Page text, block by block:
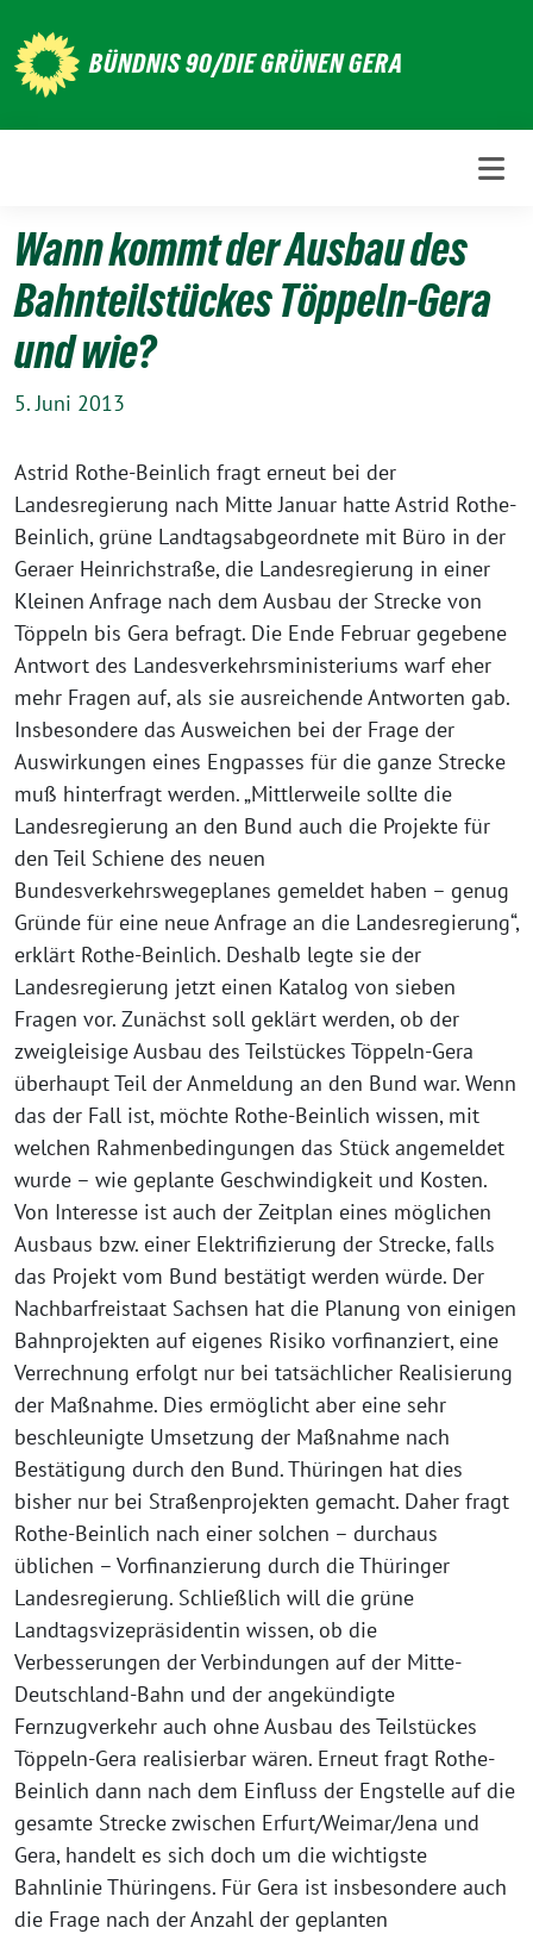
zum
Inhalt
BÜNDNIS 90/DIE GRÜNEN GERA
Wann kommt der Ausbau des
Bahnteilstückes Töppeln-Gera
und wie?
5. Juni 2013
Astrid Rothe-Beinlich fragt erneut bei der
Landesregierung nach Mitte Januar hatte Astrid Rothe-
Beinlich, grüne Landtagsabgeordnete mit Büro in der
Geraer Heinrichstraße, die Landesregierung in einer
Kleinen Anfrage nach dem Ausbau der Strecke von
Töppeln bis Gera befragt. Die Ende Februar gegebene
Antwort des Landesverkehrsministeriums warf eher
mehr Fragen auf, als sie ausreichende Antworten gab.
Insbesondere das Ausweichen bei der Frage der
Auswirkungen eines Engpasses für die ganze Strecke
muß hinterfragt werden. „Mittlerweile sollte die
Landesregierung an den Bund auch die Projekte für
den Teil Schiene des neuen
Bundesverkehrswegeplanes gemeldet haben – genug
Gründe für eine neue Anfrage an die Landesregierung“,
erklärt Rothe-Beinlich. Deshalb legte sie der
Landesregierung jetzt einen Katalog von sieben
Fragen vor. Zunächst soll geklärt werden, ob der
zweigleisige Ausbau des Teilstückes Töppeln-Gera
überhaupt Teil der Anmeldung an den Bund war. Wenn
das der Fall ist, möchte Rothe-Beinlich wissen, mit
welchen Rahmenbedingungen das Stück angemeldet
wurde – wie geplante Geschwindigkeit und Kosten.
Von Interesse ist auch der Zeitplan eines möglichen
Ausbaus bzw. einer Elektrifizierung der Strecke, falls
das Projekt vom Bund bestätigt werden würde. Der
Nachbarfreistaat Sachsen hat die Planung von einigen
Bahnprojekten auf eigenes Risiko vorfinanziert, eine
Verrechnung erfolgt nur bei tatsächlicher Realisierung
der Maßnahme. Dies ermöglicht aber eine sehr
beschleunigte Umsetzung der Maßnahme nach
Bestätigung durch den Bund. Thüringen hat dies
bisher nur bei Straßenprojekten gemacht. Daher fragt
Rothe-Beinlich nach einer solchen – durchaus
üblichen – Vorfinanzierung durch die Thüringer
Landesregierung. Schließlich will die grüne
Landtagsvizepräsidentin wissen, ob die
Verbesserungen der Verbindungen auf der Mitte-
Deutschland-Bahn und der angekündigte
Fernzugverkehr auch ohne Ausbau des Teilstückes
Töppeln-Gera realisierbar wären. Erneut fragt Rothe-
Beinlich dann nach dem Einfluss der Engstelle auf die
gesamte Strecke zwischen Erfurt/Weimar/Jena und
Gera, handelt es sich doch um die wichtigste
Bahnlinie Thüringens. Für Gera ist insbesondere auch
die Frage nach der Anzahl der geplanten